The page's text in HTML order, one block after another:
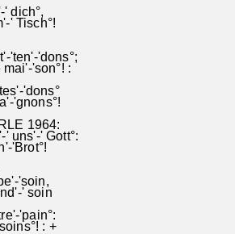
dich°,
' Tisch°!
'ten'-'dons°;
'son°! :
'dons°
'gnons°!
1964:
' uns'-' Gott°:
'Brot°!
'soin,
' soin
'pain°:
'soins°! : +